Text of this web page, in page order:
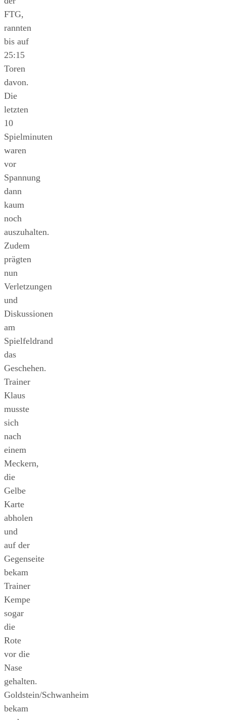
FTG,
rannten
bis auf
25:15
Toren
davon.
Die
letzten
10
Spielminuten
waren
vor
Spannung
dann
kaum
noch
auszuhalten.
Zudem
prägten
nun
Verletzungen
und
Diskussionen
am
Spielfeldrand
das
Geschehen.
Trainer
Klaus
musste
sich
nach
einem
Meckern,
die
Gelbe
Karte
abholen
und
auf der
Gegenseite
bekam
Trainer
Kempe
sogar
die
Rote
vor die
Nase
gehalten.
Goldstein/Schwanheim
bekam